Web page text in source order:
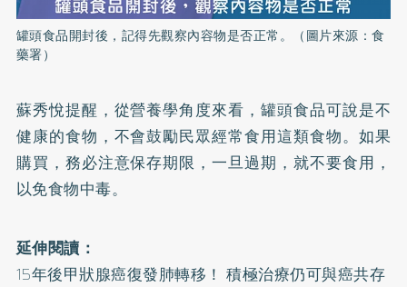
罐頭食品開封後，記得先觀察內容物是否正常。（圖片來源：食
藥署）
蘇秀悅提醒，從營養學角度來看，罐頭食品可說是不
健康的食物，不會鼓勵民眾經常食用這類食物。如果
購買，務必注意保存期限，一旦過期，就不要食用，
以免食物中毒。
延伸閱讀：
15年後甲狀腺癌復發肺轉移！ 積極治療仍可與癌共存